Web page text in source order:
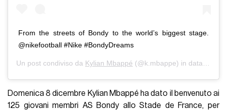
From the streets of Bondy to the world’s biggest stage.
@nikefootball #Nike #BondyDreams
Un post condiviso da Kylian Mbappé (@k.mbappe) in data:
Domenica 8 dicembre Kylian Mbappé ha dato il benvenuto ai
125 giovani membri AS Bondy allo Stade de France, per